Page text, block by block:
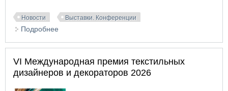
Новости Выставки. Конференции
Подробнее
VI Международная премия текстильных
дизайнеров и декораторов 2026